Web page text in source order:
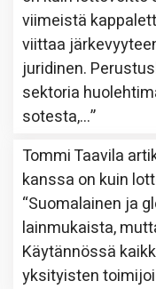
viimeistä
viittaa
juridinen.
sektoria
sotesta,…”
Tommi Taavila
kanssa on kuin
“Suomalainen ja
lainmukaista,
Käytännössä
yksityisten